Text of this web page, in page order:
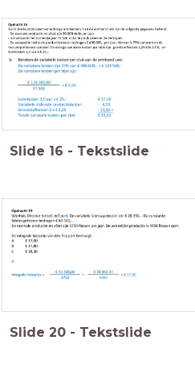
b. Bereken de variabele kosten per stuk voor de armband Lexi
Slide 16 - Tekstslide
Slide 20 - Tekstslide